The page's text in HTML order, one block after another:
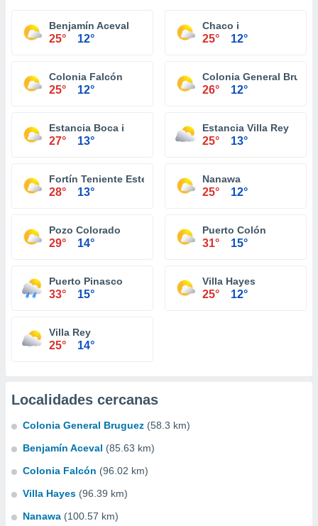
Benjamín Aceval
25° 12°
Chaco i
25° 12°
Colonia Falcón
25° 12°
Colonia General
26° 12°
Estancia Boca i
27° 13°
Estancia Villa Rey
25° 13°
Fortín Teniente Esteban Martínez
28° 13°
Nanawa
25° 12°
Pozo Colorado
29° 14°
Puerto Colón
31° 15°
Puerto Pinasco
33° 15°
Villa Hayes
25° 12°
Villa Rey
25° 14°
Localidades cercanas
Colonia General Bruguez (58.3 km)
Benjamín Aceval (85.63 km)
Colonia Falcón (96.02 km)
Villa Hayes (96.39 km)
Nanawa (100.57 km)